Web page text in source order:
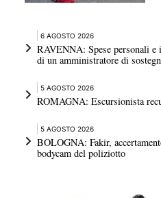
6 AGOSTO 2026
RAVENNA: Spese personali e
di un amministratore di
5 AGOSTO 2026
ROMAGNA: Escursionista
5 AGOSTO 2026
BOLOGNA: Fakir,
bodycam del poliziotto